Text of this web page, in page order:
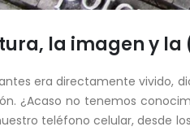
la imagen y
era directamente vivido,
¿Acaso no tenemos
teléfono celular, desde